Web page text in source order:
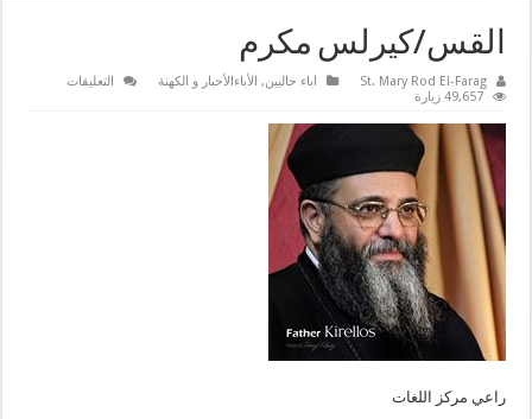
القس/كيرلس مكرم
St. Mary Rod El-Farag اباء حاليين, الأباءالأحبار و الكهنة التعليقات
49,657 زيارة
راعي مركز اللغات